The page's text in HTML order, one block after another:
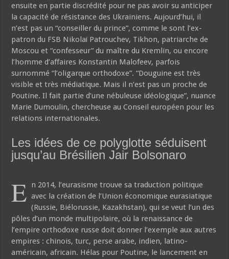
ensuite en partie discrédité pour ne pas avoir su anticiper
la capacité de résistance des Ukrainiens. Aujourd’hui, il
n’est pas un “conseiller du prince”, comme le sont l’ex-
patron du FSB Nikolaï Patrouchev, Tikhon, patriarche de
Moscou et “confesseur” du maître du Kremlin, ou encore
l’homme d’affaires Konstantin Malofeev, parfois
surnommé “l’oligarque orthodoxe”. “Douguine est très
visible et très médiatique. Mais il n’est pas un proche de
Poutine. Il fait partie d’une nébuleuse idéologique”, nuance
Marie Dumoulin, chercheuse au Conseil européen pour les
relations internationales.
Les idées de ce polyglotte séduisent
jusqu’au Brésilien Jair Bolsonaro
E n 2014, l’eurasisme trouve sa traduction politique
avec la création de l’Union économique eurasiatique
(Russie, Biélorussie, Kazakhstan), qui se veut l’un des
pôles d’un monde multipolaire, où la renaissance de
l’empire orthodoxe russe doit donner l’exemple aux autres
empires : chinois, turc, perse arabe, indien, latino-
américain, africain. Hélas pour Poutine, le lancement en